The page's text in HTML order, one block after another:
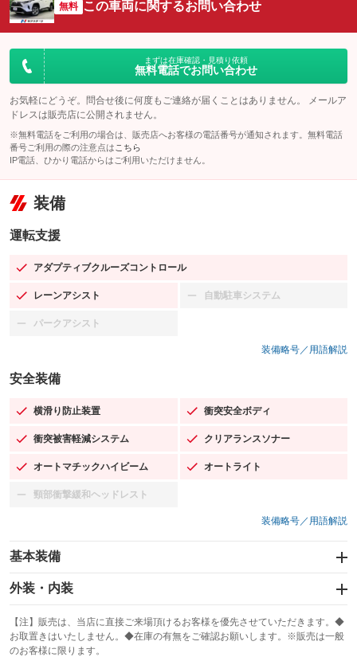
無料 この車両に関するお問い合わせ
まずは在庫確認・見積り依頼
無料電話でお問い合わせ
お気軽にどうぞ。問合せ後に何度もご連絡が届くことはありません。 メールア
ドレスは販売店に公開されません。
※無料電話をご利用の場合は、販売店へお客様の電話番号が通知されます。無料電話
番号ご利用の際の注意点は こちら
IP電話、ひかり電話からはご利用いただけません。
装備
運転支援
アダプティブクルーズコントロール
：装備あり
レーンアシスト
：装備あり 自動駐車システム
：装備なし
パークアシスト
：装備なし
装備略号／用語解説
安全装備
横滑り防止装置
：装備あり 衝突安全ボディ
：装備あり
衝突被害軽減システム
：装備あり クリアランスソナー
：装備あり
オートマチックハイビーム
：装備あり オートライト
：装備あり
頸部衝撃緩和ヘッドレスト
：装備なし
装備略号／用語解説
基本装備
エアバッグ：運転席/助手席/サイド
：装備あり
：装備なし
サンルーフ
：装備あり ABS
外装・内装
カーナビ：SDナビ
：装備あり
TV：フルセグ
：装備あり
【注】販売は、当店に直接ご来場頂けるお客様を優先させていただきます。◆
お取置きはいたしません。◆在庫の有無をご確認お願いします。※販売は一般
のお客様に限ります。